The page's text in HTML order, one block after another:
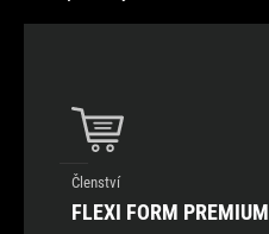
Členství
FLEXI FORM PREMIUM